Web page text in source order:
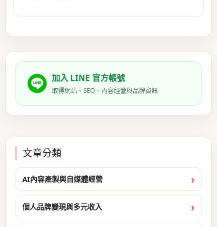
加入 LINE 官方帳號
取得網站、SEO、內容經營與品牌資訊
文章分類
AI內容產製與自媒體經營
個人品牌變現與多元收入